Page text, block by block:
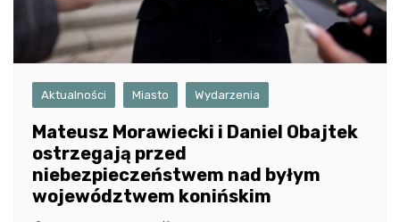
Aktualności Miasto Wydarzenia
Mateusz Morawiecki i Daniel Obajtek
ostrzegają przed
niebezpieczeństwem nad byłym
województwem konińskim